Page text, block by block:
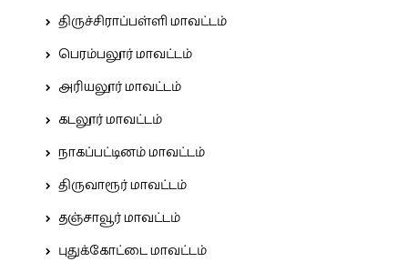
திருச்சிராப்பள்ளி மாவட்டம்
பெரம்பலூர் மாவட்டம்
அரியலூர் மாவட்டம்
கடலூர் மாவட்டம்
நாகப்பட்டினம் மாவட்டம்
திருவாரூர் மாவட்டம்
தஞ்சாவூர் மாவட்டம்
புதுக்கோட்டை மாவட்டம்